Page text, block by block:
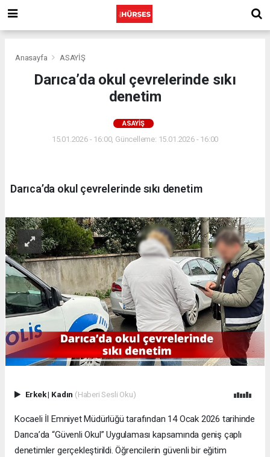
Anasayfa ASAYİŞ
Darıca’da okul çevrelerinde sıkı
denetim
ASAYİŞ
15.01.2026 - 16:00, Güncelleme: 15.01.2026 - 16:00
Darıca’da okul çevrelerinde sıkı denetim
Erkek| Kadın (Haberi Sesli Oku)
Kocaeli İl Emniyet Müdürlüğü tarafından 14 Ocak 2026 tarihinde
Darıca’da “Güvenli Okul” Uygulaması kapsamında geniş çaplı
denetimler gerçekleştirildi. Öğrencilerin güvenli bir eğitim